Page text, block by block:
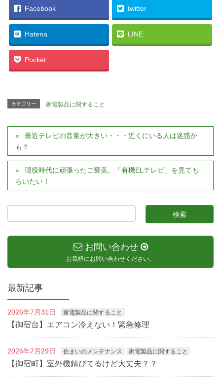
Facebook twitter
Hatena LINE
Pocket
カテゴリー 家電製品に関すること
最近テレビの音量が大きい・・・近くにいる人は迷惑か
も？
現役時代に頑張ったご褒美。「有機ELテレビ」を見ても
らいたい！
お問い合わせ
お気軽にお問い合わせください。
最新記事
2026年7月31日 家電製品に関すること
【御宿台】エアコン冷えない！緊急修理
2026年7月29日 住まいのメンテナンス 家電製品に関すること
【御宿町】室外機錆びてるけど大丈夫？？